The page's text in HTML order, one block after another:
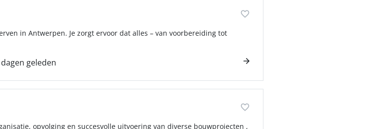
in Antwerpen. Je zorgt ervoor dat alles – van voorbereiding tot
geleden
opvolging en succesvolle uitvoering van diverse bouwprojecten ,